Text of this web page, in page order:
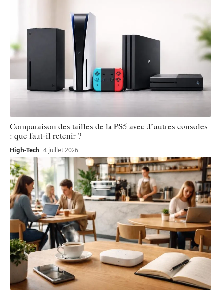
Comparaison des tailles de la PS5 avec d’autres consoles
: que faut-il retenir ?
High-Tech 4 juillet 2026